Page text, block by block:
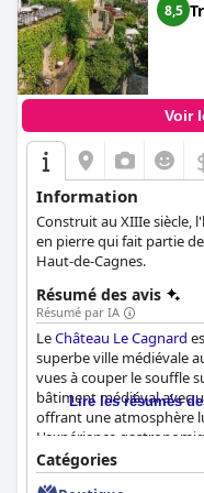
8,5
Voir
Information
Construit au XIIIe siècle,
en pierre qui fait partie
Haut-de-Cagnes.
Résumé des avis
Résumé par IA
LeChâteau Le Cagnard
superbe ville médiévale
vues à couper le souffle
bâtiment médiéval avec
offrant une atmosphère
L'expérience
pas manquer, avec une
expérience
Lire les résumés
Catégories